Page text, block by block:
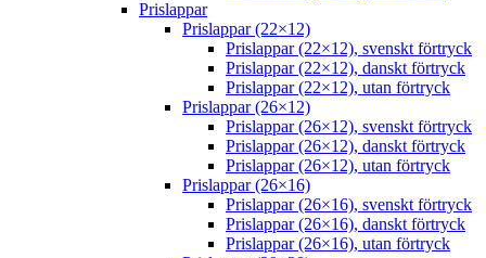
Prislappar
Prislappar (22×12)
Prislappar (22×12), svenskt förtryck
Prislappar (22×12), danskt förtryck
Prislappar (22×12), utan förtryck
Prislappar (26×12)
Prislappar (26×12), svenskt förtryck
Prislappar (26×12), danskt förtryck
Prislappar (26×12), utan förtryck
Prislappar (26×16)
Prislappar (26×16), svenskt förtryck
Prislappar (26×16), danskt förtryck
Prislappar (26×16), utan förtryck